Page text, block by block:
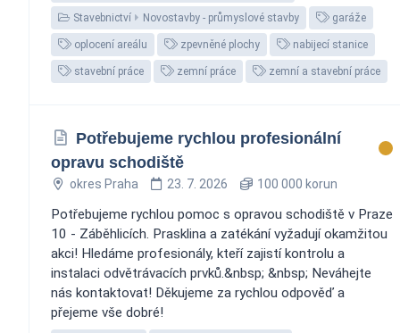
Stavebnictví Novostavby - průmyslové stavby garáže
oplocení areálu zpevněné plochy nabijecí stanice
stavební práce zemní práce zemní a stavební práce
Potřebujeme rychlou profesionální
opravu schodiště
okres Praha 23. 7. 2026 100 000 korun
Potřebujeme rychlou pomoc s opravou schodiště v Praze
10 - Záběhlicích. Prasklina a zatékání vyžadují okamžitou
akci! Hledáme profesionály, kteří zajistí kontrolu a
instalaci odvětrávacích prvků.&nbsp; &nbsp; Neváhejte
nás kontaktovat! Děkujeme za rychlou odpověď a
přejeme vše dobré!